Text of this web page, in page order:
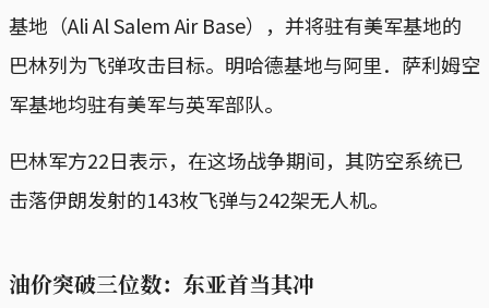
基地（Ali Al Salem Air Base），并将驻有美军基地的
巴林列为飞弹攻击目标。明哈德基地与阿里．萨利姆空
军基地均驻有美军与英军部队。
巴林军方22日表示，在这场战争期间，其防空系统已
击落伊朗发射的143枚飞弹与242架无人机。
油价突破三位数：东亚首当其冲